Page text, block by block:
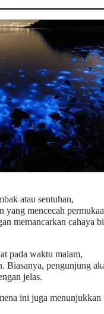
atau sentuhan,
yang mencecah
memancarkan cahaya
pada waktu malam,
Biasanya, pengunjung
jelas.
ini juga menunjukkan